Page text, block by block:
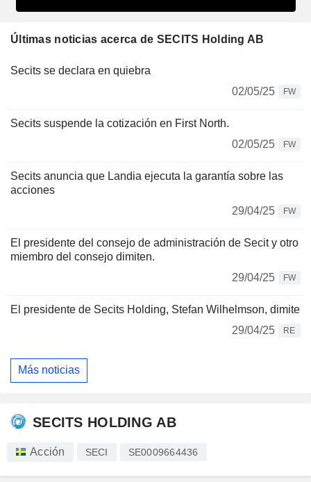
Últimas noticias acerca de SECITS Holding AB
Secits se declara en quiebra
02/05/25
FW
Secits suspende la cotización en First North.
02/05/25
FW
Secits anuncia que Landia ejecuta la garantía sobre las
acciones
29/04/25
FW
El presidente del consejo de administración de Secit y otro
miembro del consejo dimiten.
29/04/25
FW
El presidente de Secits Holding, Stefan Wilhelmson, dimite
29/04/25
RE
Más noticias
SECITS HOLDING AB
Acción SECI SE0009664436